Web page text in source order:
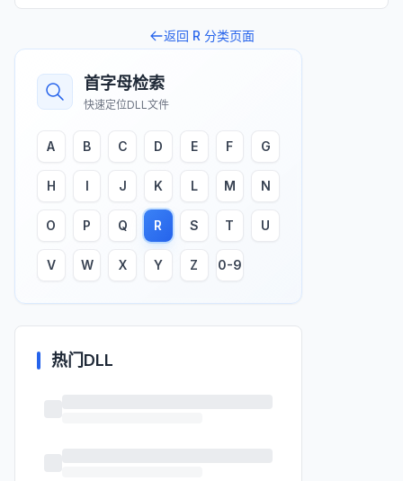
返回 R 分类页面
首字母检索
快速定位DLL文件
A B C D E F G
H I J K L M N
O P Q R S T U
V W X Y Z 0-9
热门DLL